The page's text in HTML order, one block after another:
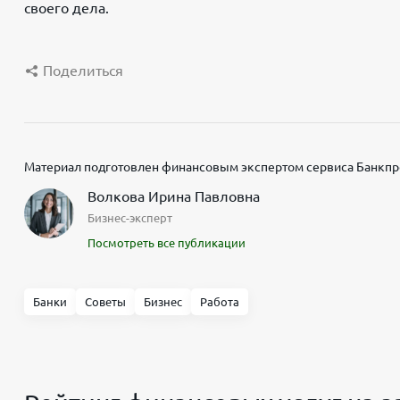
своего дела.
Поделиться
Материал подготовлен финансовым экспертом сервиса
Волкова Ирина Павловна
Бизнес-эксперт
Посмотреть все публикации
Банки Советы Бизнес Работа